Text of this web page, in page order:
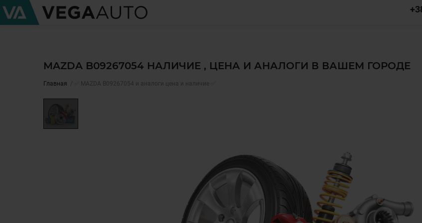
MAZDA B09267054 НАЛИЧИЕ , ЦЕНА И АНАЛОГИ В ВАШЕМ ГОРОДЕ
Главная ✅ MAZDA B09267054 и аналоги цена и наличие ✅